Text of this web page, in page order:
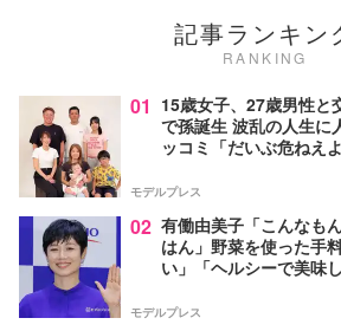
記事ランキン
RANKING
01 15歳女子、27歳男性
で孫誕生 波乱の人生に
ッコミ「だいぶ危ねえ
モデルプレス
02 有働由美子「こんなも
はん」野菜を使った手
い」「ヘルシーで美味
モデルプレス